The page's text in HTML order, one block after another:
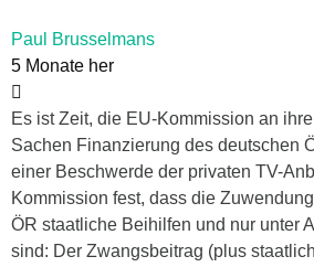
Paul Brusselmans
5 Monate her
Es ist Zeit, die EU-Kommission an
Sachen Finanzierung des deutschen
einer Beschwerde der privaten TV-
Kommission fest, dass die
ÖR staatliche Beihilfen und nur unter
sind: Der Zwangsbeitrag (plus